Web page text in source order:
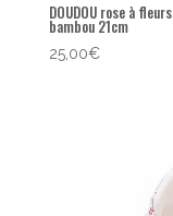
DOUDOU rose à
bambou 21cm
25,00€